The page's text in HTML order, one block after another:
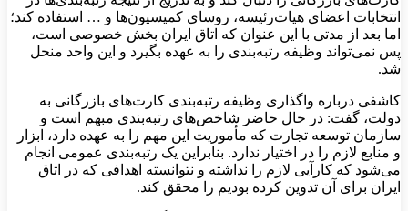
انتخابات اعضای هیات‌رئیسه، روسای کمیسیون‌ها و … استفاده کند؛
اما بعد از مدتی با این عنوان که اتاق ایران بخش خصوصی است،
پس نمی‌تواند وظیفه رتبه‌بندی را به عهده بگیرد و این واحد منحل
شد.
کاشفی درباره واگذاری وظیفه رتبه‌بندی کارت‌های بازرگانی به
دولت، گفت: در حال حاضر شاخص‌های رتبه‌بندی مبهم است و
سازمان توسعه تجارت که مأموریت این مهم را به عهده دارد، ابزار
و منابع لازم را در اختیار ندارد. بنابراین یک رتبه‌بندی عمومی انجام
می‌شود که کارآیی لازم را نداشته و نتوانسته اهدافی که در اتاق
ایران برای آن تدوین کرده بودیم را محقق کند.